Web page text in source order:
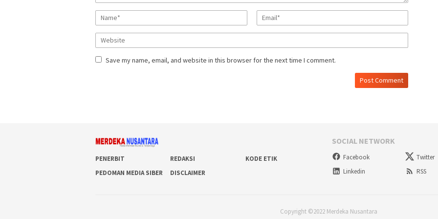
Save my name, email, and website in this browser for the next time I comment.
PENERBIT REDAKSI
KODE ETIK
PEDOMAN MEDIA SIBER
DISCLAIMER
SOCIAL NETWORK
Facebook Twitter
Linkedin
RSS
Copyright ©2022 Merdeka Nusantara